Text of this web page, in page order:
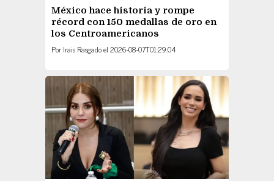
México hace historia y rompe
récord con 150 medallas de oro en
los Centroamericanos
Por Irais Rasgadoel 2026-08-07T01:29:04